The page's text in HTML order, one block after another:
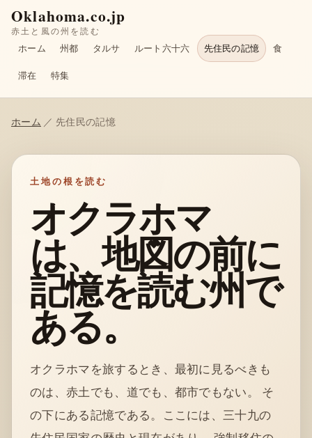
Oklahoma.co.jp
赤土と風の州を読む
ホーム 州都 タルサ ルート六十六 先住民の記憶 食
滞在 特集
ホーム ／ 先住民の記憶
土地の根を読む
オクラホマ
は、地図の前に
記憶を読む州で
ある。
オクラホマを旅するとき、最初に見るべきも
のは、赤土でも、道でも、都市でもない。 そ
の下にある記憶である。ここには、三十九の